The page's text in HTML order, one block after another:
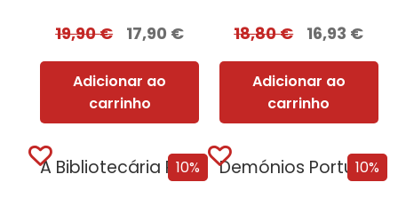
19,90€ 17,90 €
Adicionar ao
carrinho
18,80€ 16,93 €
Adicionar ao
carrinho
10%
A Bibliotecária Portuguesa 10%
Demónios Portugueses